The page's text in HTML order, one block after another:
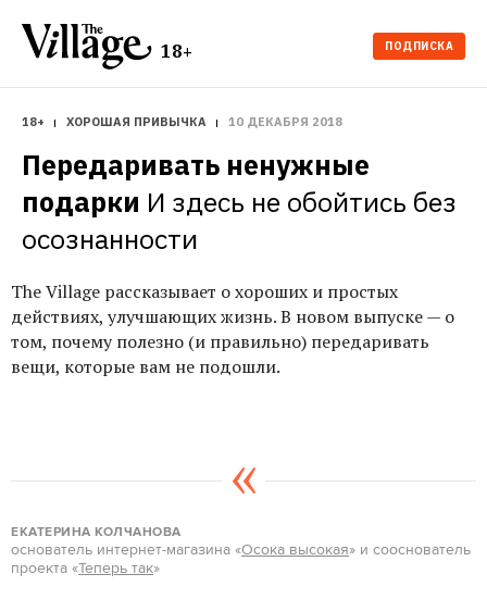
18+ ПОДПИСКА
18+ ХОРОШАЯ ПРИВЫЧКА 10 ДЕКАБРЯ 2018
Передаривать ненужные
подарки И здесь не обойтись без
осознанности
The Village рассказывает о хороших и простых
действиях, улучшающих жизнь. В новом выпуске — о
том, почему полезно (и правильно) передаривать
вещи, которые вам не подошли.
ЕКАТЕРИНА КОЛЧАНОВА
основатель интернет-магазина «Осока высокая» и сооснователь
проекта «Теперь так»